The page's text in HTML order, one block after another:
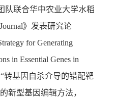
队联合华中农业大学水稻
》发表研究论
for Generating
in Essential Genes in
转基因自杀介导的错配靶
新型基因编辑方法，